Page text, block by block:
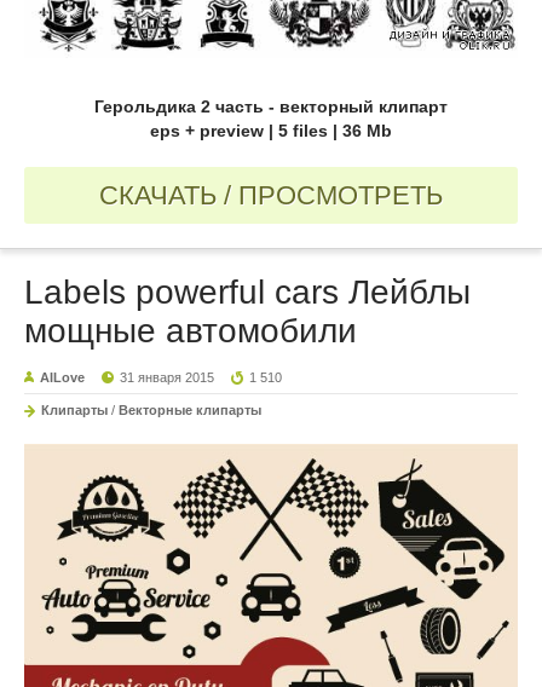
Герольдика 2 часть - векторный клипарт
eps + preview | 5 files | 36 Mb
СКАЧАТЬ / ПРОСМОТРЕТЬ
Labels powerful cars Лейблы
мощные автомобили
AILove 31 января 2015 1 510
Клипарты / Векторные клипарты